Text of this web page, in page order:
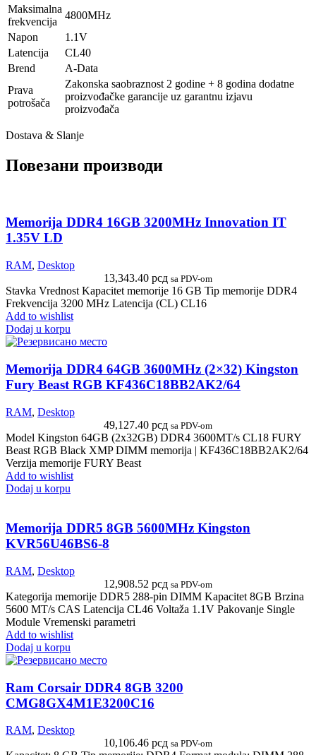
Maksimalna
frekvencija
4800MHz
Napon
1.1V
Latencija
CL40
Brend
A-Data
Prava
potrošača
Zakonska saobraznost 2 godine + 8 godina dodatne
proizvođačke garancije uz garantnu izjavu
proizvođača
Dostava & Slanje
Повезани производи
Memorija DDR4 16GB 3200MHz Innovation IT
1.35V LD
RAM, Desktop
13,343.40 рсд sa PDV-om
Stavka Vrednost Kapacitet memorije 16 GB Tip memorije DDR4
Frekvencija 3200 MHz Latencija (CL) CL16
Add to wishlist
Dodaj u korpu
Memorija DDR4 64GB 3600MHz (2×32) Kingston
Fury Beast RGB KF436C18BB2AK2/64
RAM, Desktop
49,127.40 рсд sa PDV-om
Model Kingston 64GB (2x32GB) DDR4 3600MT/s CL18 FURY
Beast RGB Black XMP DIMM memorija | KF436C18BB2AK2/64
Verzija memorije FURY Beast
Add to wishlist
Dodaj u korpu
Memorija DDR5 8GB 5600MHz Kingston
KVR56U46BS6-8
RAM, Desktop
12,908.52 рсд sa PDV-om
Kategorija memorije DDR5 288-pin DIMM Kapacitet 8GB Brzina
5600 MT/s CAS Latencija CL46 Voltaža 1.1V Pakovanje Single
Module Vremenski parametri
Add to wishlist
Dodaj u korpu
Ram Corsair DDR4 8GB 3200
CMG8GX4M1E3200C16
RAM, Desktop
10,106.46 рсд sa PDV-om